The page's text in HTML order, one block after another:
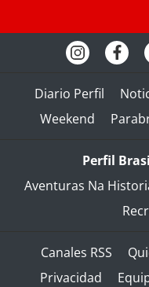
Diario Perfil
Weekend
Perfil
Aventuras Na
Canales RSS
Privacidad